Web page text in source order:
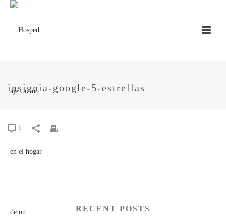
insignia-google-5-estrellas
0
RECENT POSTS